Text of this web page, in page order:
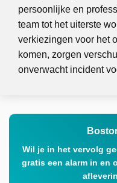
persoonlijke en
team tot het uiterste
verkiezingen voor het
komen, zorgen
onverwacht incident
Wil je in het vervolg
gratis een alarm in en